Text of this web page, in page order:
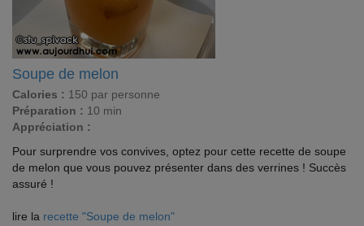
Soupe de melon
Calories : 150 par personne
Préparation : 10 min
Appréciation :
Pour surprendre vos convives, optez pour cette recette de soupe
de melon que vous pouvez présenter dans des verrines ! Succès
assuré !
lire la recette "Soupe de melon"